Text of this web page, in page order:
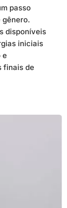
passo
gênero.
disponíveis
iniciais
e
finais de